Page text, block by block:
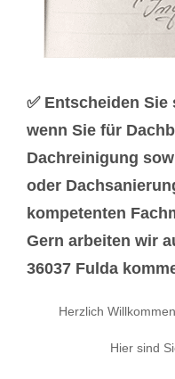
✅ Entscheiden
wenn Sie für
Dachreinigung
oder
kompetenten
Gern arbeiten wir
36037 Fulda
Herzlich
Hier sind